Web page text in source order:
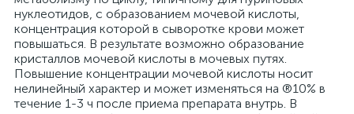
нуклеотидов, с образованием мочевой кислоты,
концентрация которой в сыворотке крови может
повышаться. В результате возможно образование
кристаллов мочевой кислоты в мочевых путях.
Повышение концентрации мочевой кислоты носит
нелинейный характер и может изменяться на ®10% в
течение 1-3 ч после приема препарата внутрь. В